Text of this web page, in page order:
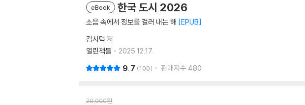
eBook 한국 도시 2026
소음 속에서 정보를 걸러 내는 해 EPUB
김시덕 저
열린책들
2025.12.17.
9.7 100 판매지수 480
20,000원